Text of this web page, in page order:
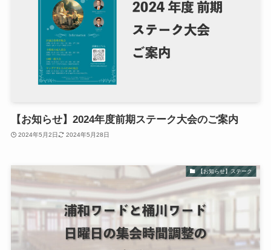
【お知らせ】2024年度前期ステーク大会のご案内
2024年5月2日 2024年5月28日
【お知らせ】ステーク